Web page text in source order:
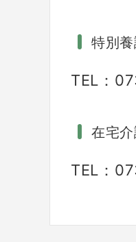
特別
TEL：
在宅
TEL：